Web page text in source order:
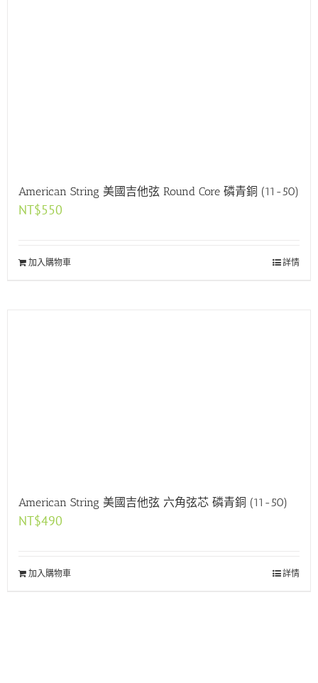
American String 美國吉他弦 Round Core 磷青銅 (11-50)
NT$550
加入購物車 詳情
American String 美國吉他弦 六角弦芯 磷青銅 (11-50)
NT$490
加入購物車 詳情